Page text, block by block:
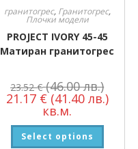
гранитогрес, Гранитогрес,
Плочки модели
PROJECT IVORY 45-45
Матиран гранитогрес
23.52€ (46.00 лв.)
21.17 € (41.40 лв.)
кв.м.
Select options